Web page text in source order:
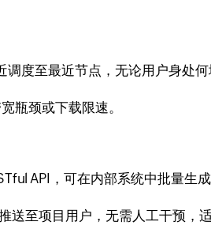
度至最近节点，无论用户身处何
瓶颈或下载限速。
API，可在内部系统中批量生成
至项目用户，无需人工干预，